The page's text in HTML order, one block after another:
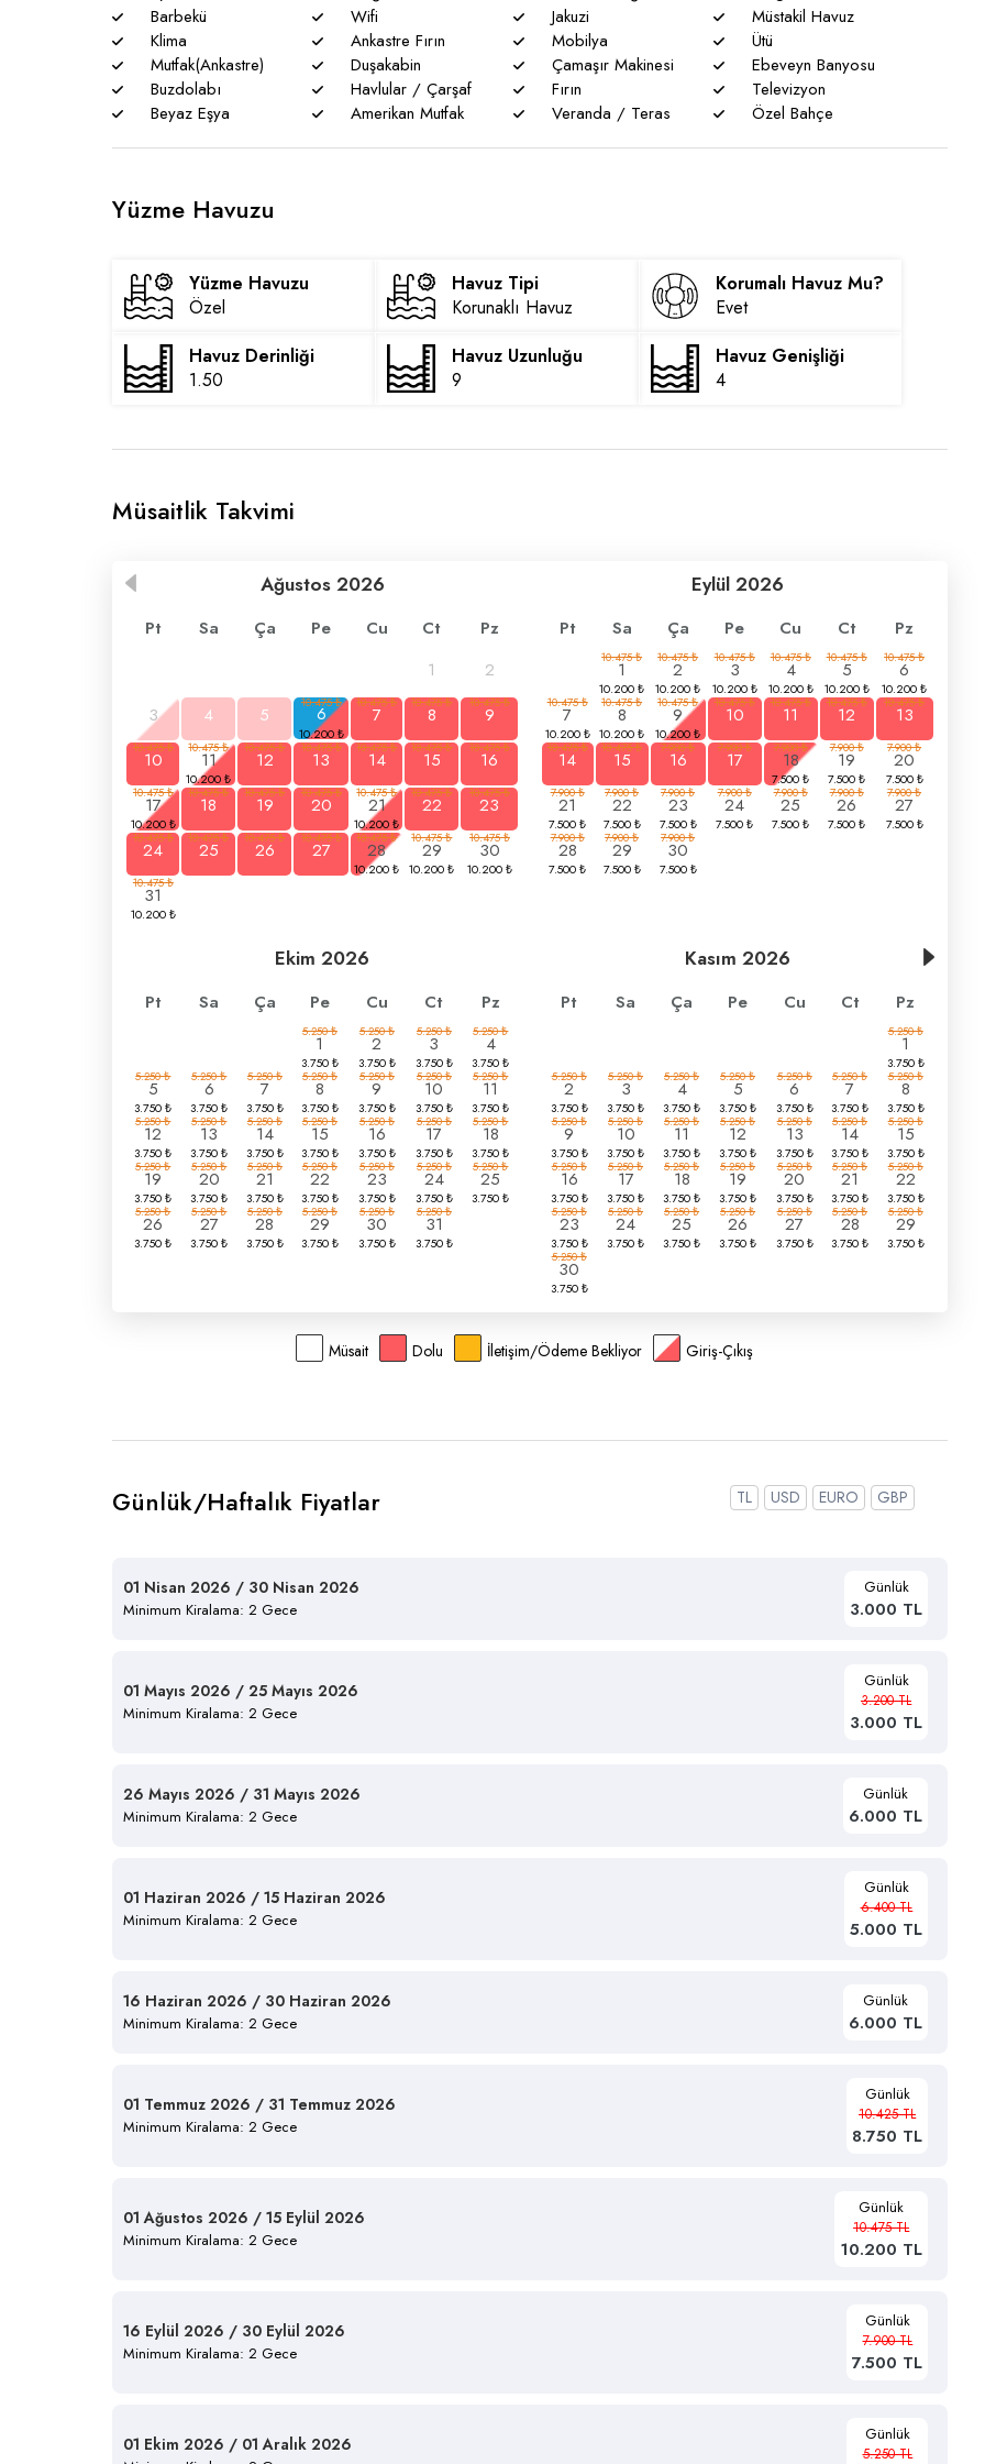
Barbekü
Wifi Jakuzi
Müstakil Havuz
Klima
Ankastre Fırın Mobilya
Ütü
Mutfak(Ankastre)
Duşakabin Çamaşır Makinesi
Ebeveyn Banyosu
Buzdolabı
Havlular / Çarşaf Fırın
Televizyon
Beyaz Eşya
Amerikan Mutfak Veranda / Teras Özel Bahçe
Yüzme Havuzu
Yüzme Havuzu
Özel
Havuz Tipi
Korunaklı Havuz
Korumalı Havuz Mu?
Evet
Havuz Derinliği
1.50
Havuz Uzunluğu
9
Havuz Genişliği
4
Müsaitlik Takvimi
Ağustos 2026
Pt Sa Ça Pe Cu Ct
Pz
1
2
3
4 5 6 7 8
9
10
11 12 13 14 15
16
17
18 19 20 21 22
23
24
25 26 27 28 29
30
31
Eylül 2026
Pt Sa Ça Pe Cu Ct
Pz
1
2 3 4 5
6
7
8 9 10 11 12
13
14
15 16 17 18 19
20
21
22 23 24 25 26
27
28
29 30
Ekim 2026
Pt Sa Ça Pe Cu Ct
Pz
1
2 3
4
5
6 7 8 9 10
11
12
13 14 15 16 17
18
19
20 21 22 23 24
25
26
27 28 29 30 31
Kasım 2026
Pt Sa Ça Pe Cu Ct
Pz
1
2
3 4 5 6 7
8
9
10 11 12 13 14
15
16
17 18 19 20 21
22
23
24 25 26 27 28
29
30
Müsait Dolu İletişim/Ödeme Bekliyor Giriş-Çıkış
Günlük/Haftalık Fiyatlar TL USD EURO GBP
01 Nisan 2026 / 30 Nisan 2026
Minimum Kiralama: 2 Gece
Günlük
3.000 TL
01 Mayıs 2026 / 25 Mayıs 2026
Minimum Kiralama: 2 Gece
Günlük
3.200 TL
3.000 TL
26 Mayıs 2026 / 31 Mayıs 2026
Minimum Kiralama: 2 Gece
Günlük
6.000 TL
01 Haziran 2026 / 15 Haziran 2026
Minimum Kiralama: 2 Gece
Günlük
6.400 TL
5.000 TL
16 Haziran 2026 / 30 Haziran 2026
Minimum Kiralama: 2 Gece
Günlük
6.000 TL
01 Temmuz 2026 / 31 Temmuz 2026
Minimum Kiralama: 2 Gece
Günlük
10.425 TL
8.750 TL
01 Ağustos 2026 / 15 Eylül 2026
Minimum Kiralama: 2 Gece
Günlük
10.475 TL
10.200 TL
16 Eylül 2026 / 30 Eylül 2026
Minimum Kiralama: 2 Gece
Günlük
7.900 TL
7.500 TL
01 Ekim 2026 / 01 Aralık 2026 Günlük
5.250 TL